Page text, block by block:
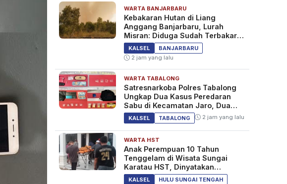
WARTA BANJARBARU
Kebakaran Hutan di Liang
Anggang Banjarbaru, Lurah
Misran: Diduga Sudah Terbakar
Sejak Tadi Malam
KALSEL
BANJARBARU
2 jam yang lalu
WARTA TABALONG
Satresnarkoba Polres Tabalong
Ungkap Dua Kasus Peredaran
Sabu di Kecamatan Jaro, Dua
Pelaku Diamankan
KALSEL TABALONG 2 jam yang lalu
WARTA HST
Anak Perempuan 10 Tahun
Tenggelam di Wisata Sungai
Karatau HST, Dinyatakan
Meninggal Dunia
KALSEL
HULU SUNGAI TENGAH